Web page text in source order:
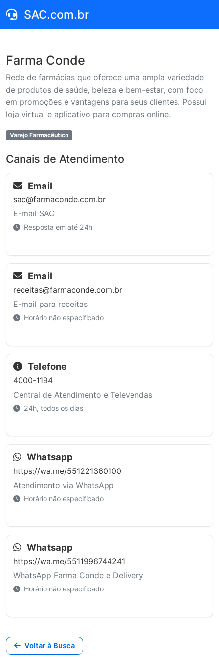
SAC.com.br
Farma Conde
Rede de farmácias que oferece uma ampla variedade
de produtos de saúde, beleza e bem-estar, com foco
em promoções e vantagens para seus clientes. Possui
loja virtual e aplicativo para compras online.
Varejo Farmacêutico
Canais de Atendimento
Email
sac@farmaconde.com.br
E-mail SAC
Resposta em até 24h
Email
receitas@farmaconde.com.br
E-mail para receitas
Horário não especificado
Telefone
4000-1194
Central de Atendimento e Televendas
24h, todos os dias
Whatsapp
https://wa.me/551221360100
Atendimento via WhatsApp
Horário não especificado
Whatsapp
https://wa.me/5511996744241
WhatsApp Farma Conde e Delivery
Horário não especificado
Voltar à Busca